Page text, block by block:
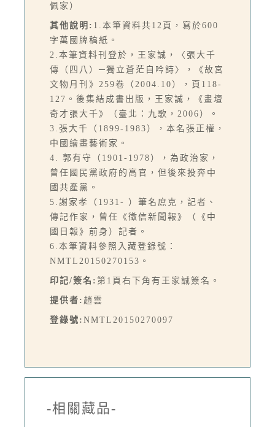
佩家）
其他說明: 1.本筆資料共12頁，寫於600
字萬國牌稿紙。
2.本筆資料刊登於，王家誠，〈張大千
傳（四八）─獨立蒼茫自吟詩〉，《故宮
文物月刊》259卷（2004.10），頁118-
127。後集結成書出版，王家誠，《畫壇
奇才張大千》（臺北：九歌，2006）。
3.張大千（1899-1983），本名張正權，
中國繪畫藝術家。
4. 郭有守（1901-1978），為政治家，
曾任國民黨政府的高官，但後來投奔中
國共產黨。
5.謝家孝（1931- ）筆名庶克，記者、
傳記作家，曾任《徵信新聞報》（《中
國日報》前身）記者。
6.本筆資料參照入藏登錄號：
NMTL20150270153。
印記/簽名: 第1頁右下角有王家誠簽名。
提供者: 趙雲
登錄號: NMTL20150270097
-相關藏品-